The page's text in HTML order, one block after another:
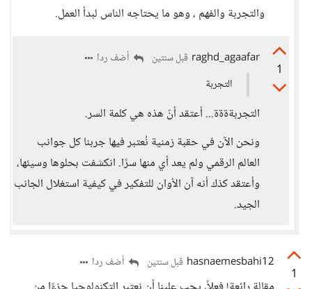
والتجربة والفهم ، وهو ما يحتاجه الناس لبدأ العمل.
1
raghd_agaafar قبل سنتين
أضف ردا
التجربة
التجربةةةة... أعتقد أنّ هذه هي كلمة السر.
ونحن الآن في حقبة زمنية نُعتبر فيها جربنا كل جوانب
العالم الرقمي ولم يعد أي منها سرًا. انكشفت بحلوها وسيئها،
وأعتقد كذك أنه آن الأوان للتفكير في كيفية استغلال الجانب
الجيد.
1
hasnaemesbahi12 قبل سنتين أضف ردا